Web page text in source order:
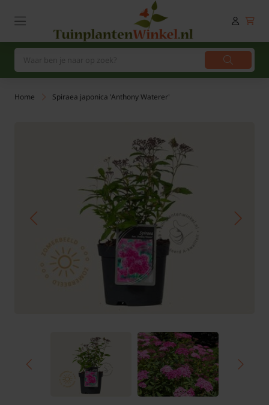
Home Spiraea japonica 'Anthony Waterer'